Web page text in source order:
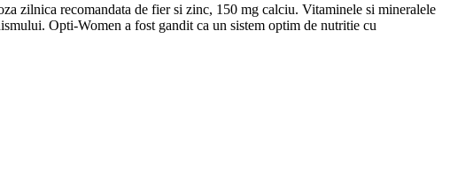
zilnica recomandata de fier si zinc, 150 mg calciu. Vitaminele si mineralele
Opti-Women a fost gandit ca un sistem optim de nutritie cu